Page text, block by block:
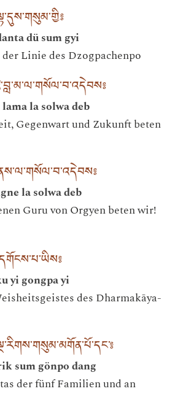
dü sum gyi
Linie des Dzogpachenpo
la solwa deb
Gegenwart und Zukunft beten
la solwa deb
Guru von Orgyen beten wir!
yi gongpa yi
des Dharmakāya-
sum gönpo dang
der fünf Familien und an